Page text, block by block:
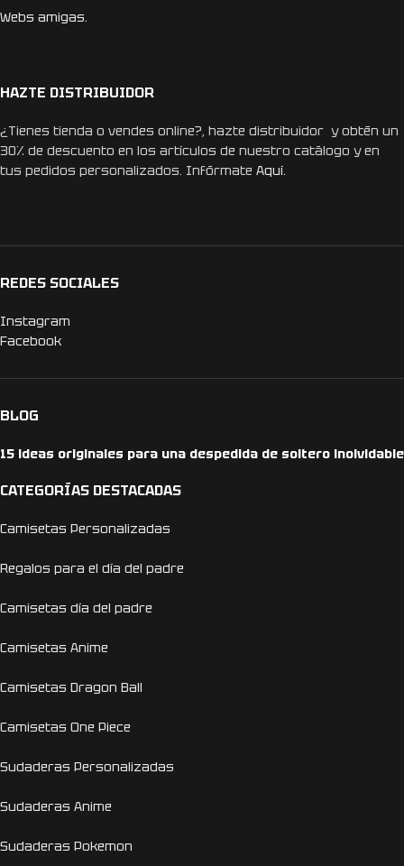
Webs amigas.
HAZTE DISTRIBUIDOR
¿Tienes tienda o vendes online?, hazte distribuidor y obtén un
30% de descuento en los artículos de nuestro catálogo y en
tus pedidos personalizados. Infórmate Aquí.
REDES SOCIALES
Instagram
Facebook
BLOG
15 ideas originales para una despedida de soltero inolvidable
CATEGORÍAS DESTACADAS
Camisetas Personalizadas
Regalos para el día del padre
Camisetas día del padre
Camisetas Anime
Camisetas Dragon Ball
Camisetas One Piece
Sudaderas Personalizadas
Sudaderas Anime
Sudaderas Pokemon